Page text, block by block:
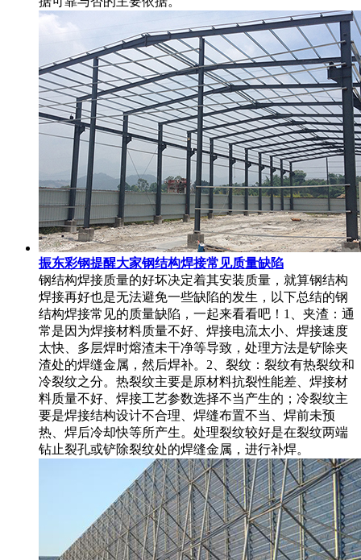
振东彩钢提醒大家钢结构焊接常见质量缺陷
钢结构焊接质量的好坏决定着其安装质量，就算钢结构
焊接再好也是无法避免一些缺陷的发生，以下总结的钢
结构焊接常见的质量缺陷，一起来看看吧！1、夹渣：通
常是因为焊接材料质量不好、焊接电流太小、焊接速度
太快、多层焊时熔渣未干净等导致，处理方法是铲除夹
渣处的焊缝金属，然后焊补。2、裂纹：裂纹有热裂纹和
冷裂纹之分。热裂纹主要是原材料抗裂性能差、焊接材
料质量不好、焊接工艺参数选择不当产生的；冷裂纹主
要是焊接结构设计不合理、焊缝布置不当、焊前未预
热、焊后冷却快等所产生。处理裂纹较好是在裂纹两端
钻止裂孔或铲除裂纹处的焊缝金属，进行补焊。